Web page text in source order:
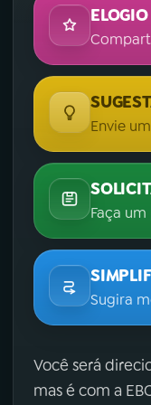
ELOGIO
Envie
Faça
Sugira
Você será
mas é com a